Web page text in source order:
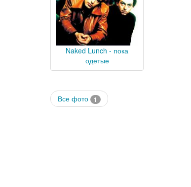
Naked Lunch - пока
одетые
Все фото 1